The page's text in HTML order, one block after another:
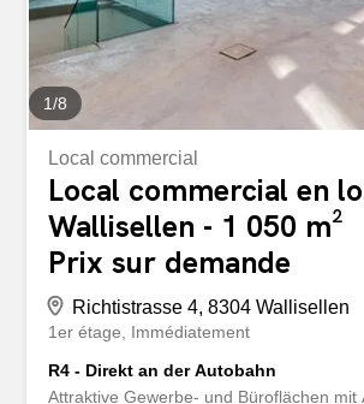
1/8
Local commercial
Local commercial en
Wallisellen - 1 050 m²
Prix sur demande
Richtistrasse 4, 8304 Wallisellen
1er étage
Immédiatement
R4 - Direkt an der Autobahn
Attraktive Gewerbe- und Büroflächen mit